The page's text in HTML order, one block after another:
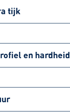
tijk
en hardheid